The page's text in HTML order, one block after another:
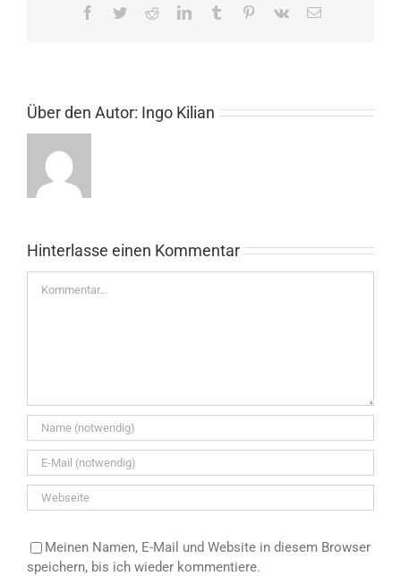
Facebook
TwitterRedditLinkedInTumblr Pinterest
Vk
E-
Über den Autor: Ingo Kilian
Hinterlasse einen Kommentar
Meinen Namen, E-Mail und Website in diesem Browser
speichern, bis ich wieder kommentiere.